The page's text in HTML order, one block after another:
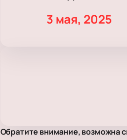
3 мая, 2025
Обратите внимание, возможна